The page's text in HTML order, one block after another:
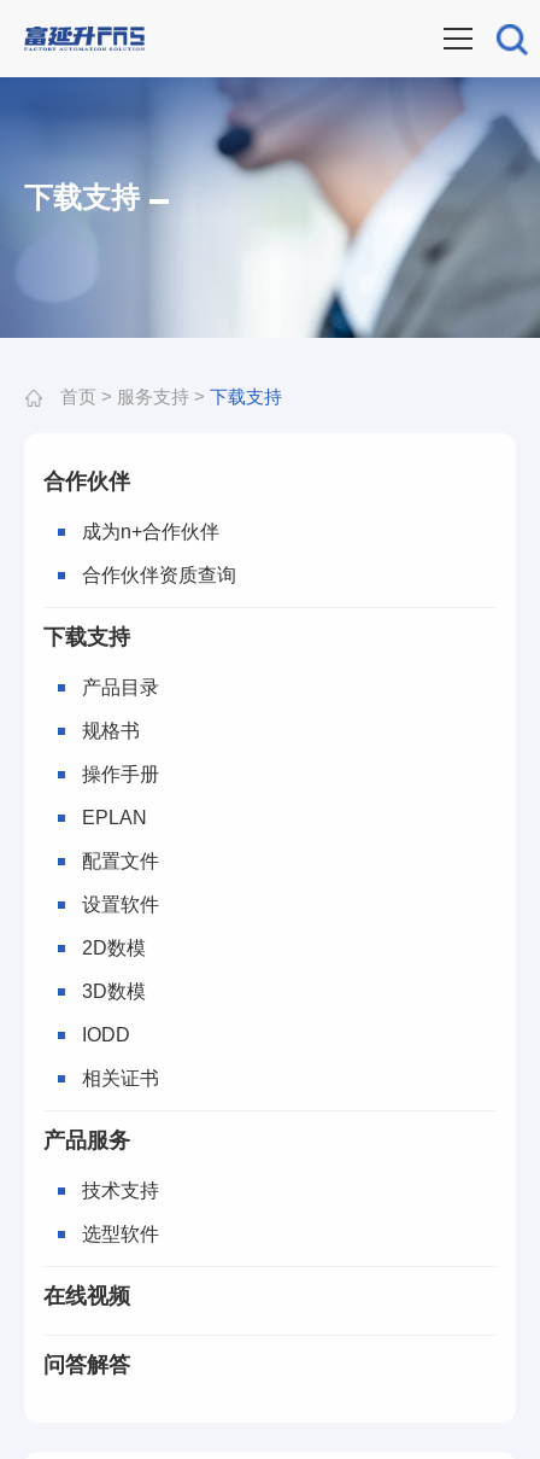
下载支持
首页 > 服务支持 > 下载支持
合作伙伴
成为n+合作伙伴
合作伙伴资质查询
下载支持
产品目录
规格书
操作手册
EPLAN
配置文件
设置软件
2D数模
3D数模
IODD
相关证书
产品服务
技术支持
选型软件
在线视频
问答解答